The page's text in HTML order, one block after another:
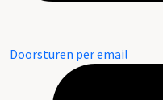
Doorsturen per email